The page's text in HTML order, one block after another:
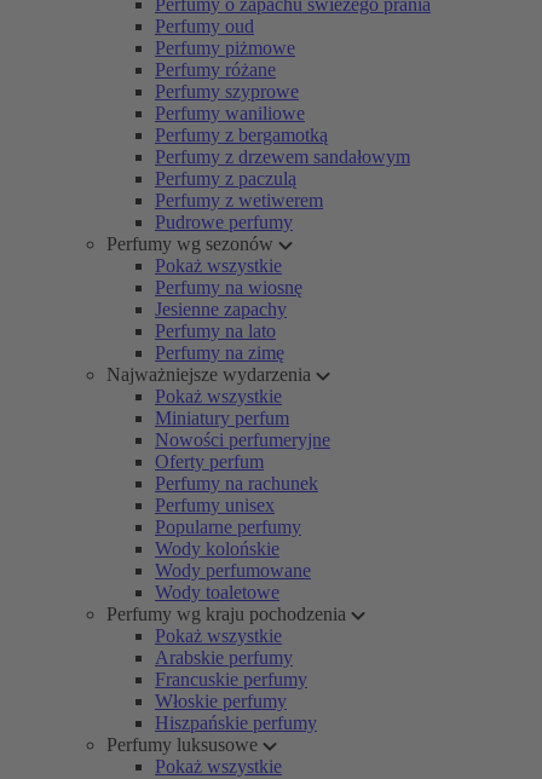
Perfumy o zapachu świeżego prania
Perfumy oud
Perfumy piżmowe
Perfumy różane
Perfumy szyprowe
Perfumy waniliowe
Perfumy z bergamotką
Perfumy z drzewem sandałowym
Perfumy z paczulą
Perfumy z wetiwerem
Pudrowe perfumy
Perfumy wg sezonów
Pokaż wszystkie
Perfumy na wiosnę
Jesienne zapachy
Perfumy na lato
Perfumy na zimę
Najważniejsze wydarzenia
Pokaż wszystkie
Miniatury perfum
Nowości perfumeryjne
Oferty perfum
Perfumy na rachunek
Perfumy unisex
Popularne perfumy
Wody kolońskie
Wody perfumowane
Wody toaletowe
Perfumy wg kraju pochodzenia
Pokaż wszystkie
Arabskie perfumy
Francuskie perfumy
Włoskie perfumy
Hiszpańskie perfumy
Perfumy luksusowe
Pokaż wszystkie